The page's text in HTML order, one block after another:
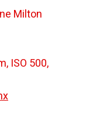
ISO 500,